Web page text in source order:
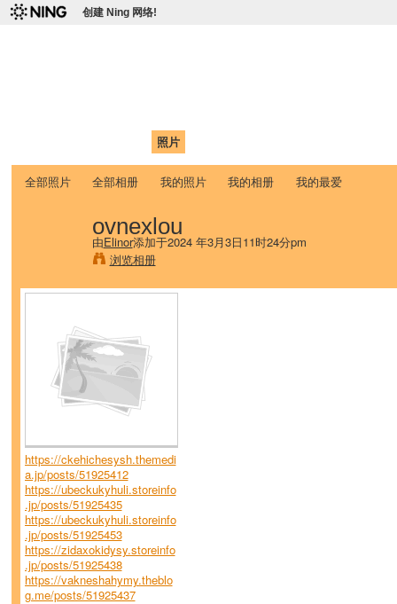
创建 Ning 网络!
照片
全部照片 全部相册 我的照片 我的相册 我的最爱
ovnexlou
由Elinor添加于2024 年3月3日11时24分pm
浏览相册
https://ckehichesysh.themedi
a.jp/posts/51925412
https://ubeckukyhuli.storeinfo
.jp/posts/51925435
https://ubeckukyhuli.storeinfo
.jp/posts/51925453
https://zidaxokidysy.storeinfo
.jp/posts/51925438
https://vakneshahymy.theblo
g.me/posts/51925437